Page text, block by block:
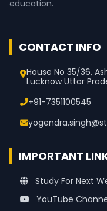
education.
CONTACT INFO
House No 35/36,
Lucknow Uttar
+91-7351100545
IMPORTANT
Study For Next
YouTube